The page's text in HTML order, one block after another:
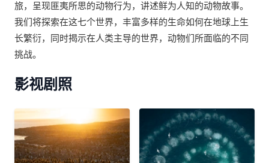
旅，呈现匪夷所思的动物行为，讲述鲜为人知的动物故事。
我们将探索在这七个世界，丰富多样的生命如何在地球上生
长繁衍，同时揭示在人类主导的世界，动物们所面临的不同
挑战。
影视剧照